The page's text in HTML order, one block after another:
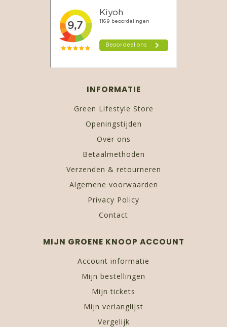
INFORMATIE
Green Lifestyle Store
Openingstijden
Over ons
Betaalmethoden
Verzenden & retourneren
Algemene voorwaarden
Privacy Policy
Contact
MIJN GROENE KNOOP ACCOUNT
Account informatie
Mijn bestellingen
Mijn tickets
Mijn verlanglijst
Vergelijk